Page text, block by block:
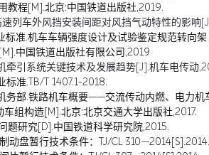
教程[M].北京:中国铁道出版社,2019.
速列车外风挡安装间距对风挡气动特性的影
标准.机车车辆强度设计及试验鉴定规范转向
中国铁道出版社有限公司,2019
牵引系统关键技术及发展趋势[J].机车电传动
准.TB/T 1407.1-2018.
务部.铁路机车概要——交流传动内燃、电力机
组构造[M].北京:北京交通大学出版社,2017.
题研究[D].中国铁道科学研究院,2015.
动盘暂行技术条件：TJ/CL 310—2014[S].2014.